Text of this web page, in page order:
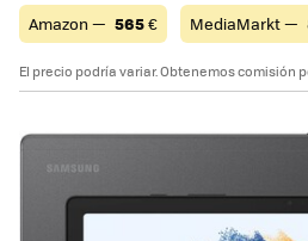
Amazon — 565€ MediaMarkt —
El precio podría variar. Obtenemos comisión